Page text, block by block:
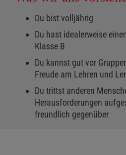
Du bist volljährig
Du hast idealerweise
Klasse B
Du kannst gut vor
Freude am Lehren und
Du trittst anderen
Herausforderungen
freundlich gegenüber